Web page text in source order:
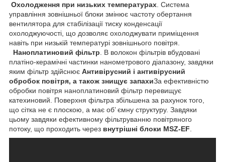
Охолодження при низьких температурах. Система
управління зовнішньої блоки змінює частоту обертання
вентилятора для стабілізації тиску конденсації
охолоджуючості, що дозволяє охолоджувати приміщення
навіть при низькій температурі зовнішнього повітря.
Наноплатиновий фільтр. В волокон фільтрів вбудовані
платіно-керамічні частинки нанометрового діапазону, завдяки
яким фільтр здійснює Антивірусний і антивірусний
обробок повітря, а також знищує запахиЗа ефективністю
обробки повітря наноплатиновий фільтр перевищує
катехиновий. Поверхня фільтра збільшена за рахунок того,
що сітка не є плоскою, а має об’ ємну структуру. Завдяки
цьому завдяки ефективному фільтруванню повітряного
потоку, що проходить через внутрішні блоки MSZ-EF.